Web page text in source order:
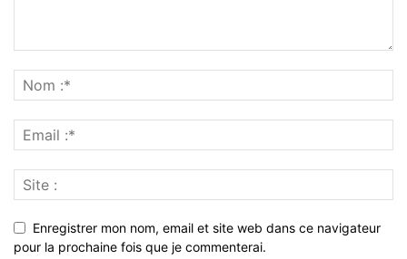
Enregistrer mon nom, email et site web dans ce navigateur
pour la prochaine fois que je commenterai.